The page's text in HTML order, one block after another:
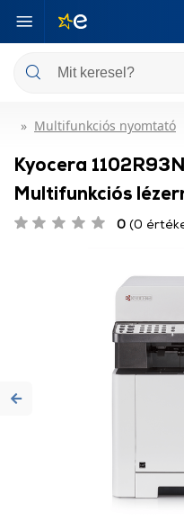
Multifunkciós nyomtató
Kyocera
Multifunkciós
0 (0
Previous